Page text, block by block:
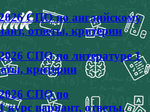
СПО по английскому
ответы, критерии
СПО по литературе 1
критерии
СПО по
курс вариант, ответы,